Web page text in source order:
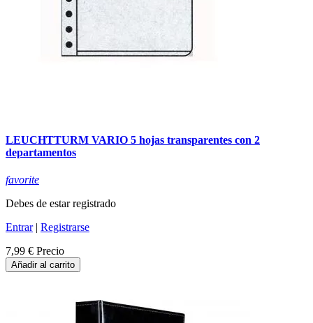
LEUCHTTURM VARIO 5 hojas transparentes con 2
departamentos
favorite
Debes de estar registrado
Entrar| Registrarse
7,99 € Precio
Añadir al carrito